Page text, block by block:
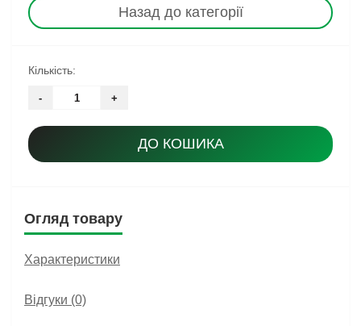
Назад до категорії
Кількість:
- +
ДО КОШИКА
Огляд товару
Характеристики
Відгуки (0)